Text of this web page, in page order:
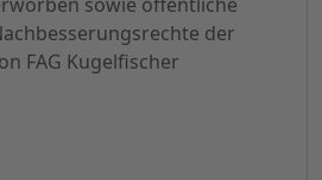
der
FAG Kugelfischer